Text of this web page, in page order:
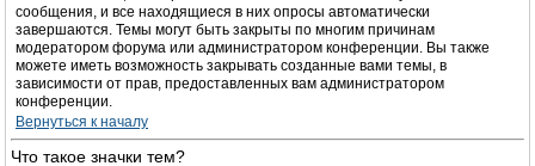
сообщения, и все находящиеся в них опросы автоматически
завершаются. Темы могут быть закрыты по многим причинам
модератором форума или администратором конференции. Вы также
можете иметь возможность закрывать созданные вами темы, в
зависимости от прав, предоставленных вам администратором
конференции.
Вернуться к началу
Что такое значки тем?